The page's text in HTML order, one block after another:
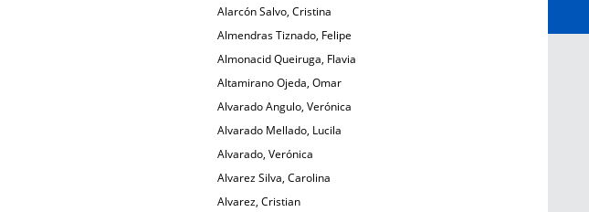
Alarcón Salvo, Cristina
Almendras Tiznado, Felipe
Almonacid Queiruga, Flavia
Altamirano Ojeda, Omar
Alvarado Angulo, Verónica
Alvarado Mellado, Lucila
Alvarado, Verónica
Alvarez Silva, Carolina
Alvarez, Cristian